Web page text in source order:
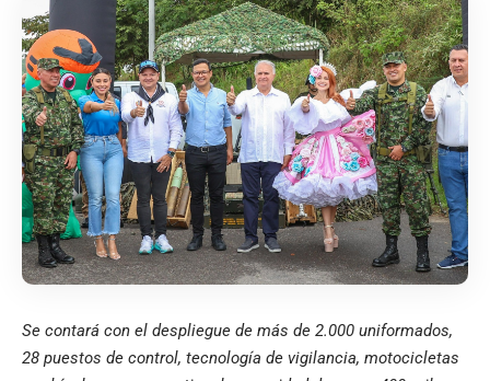
Se contará con el despliegue de más de 2.000 uniformados,
28 puestos de control, tecnología de vigilancia, motocicletas